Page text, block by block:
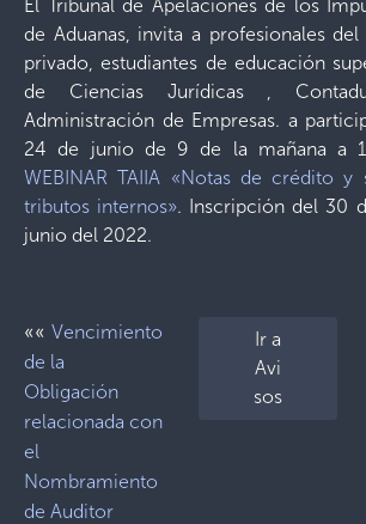
El Tribunal de Apelaciones de los
de Aduanas, invita a profesionales
privado, estudiantes de educación
de Ciencias Jurídicas ,
Administración de Empresas. a
24 de junio de 9 de la mañana a
WEBINAR TAIIA «Notas de crédito
tributos internos». Inscripción del 30
junio del 2022.
«« Vencimiento
de la
Obligación
relacionada con
el
Nombramiento
de Auditor
Ir a
Avi
sos